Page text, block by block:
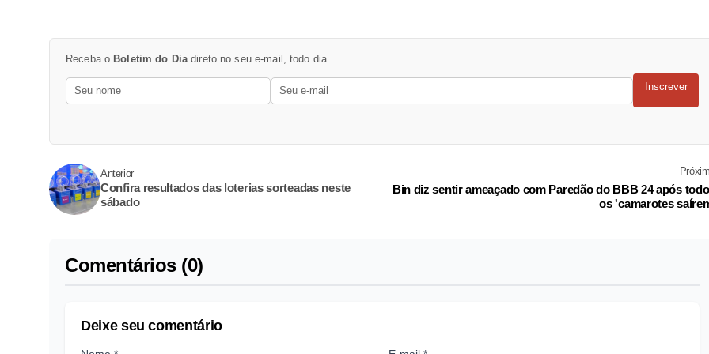
Receba o Boletim do Dia direto no seu e-mail, todo dia.
Inscrever
Anterior
Confira resultados das loterias sorteadas neste
sábado
Bin diz sentir ameaçado com Paredão do BBB 24 após
os 'camarotes
Comentários (0)
Deixe seu comentário